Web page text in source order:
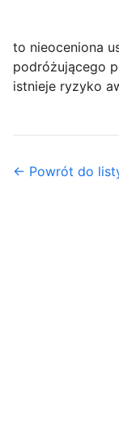
to nieoceniona
podróżującego
istnieje ryzyko
← Powrót do